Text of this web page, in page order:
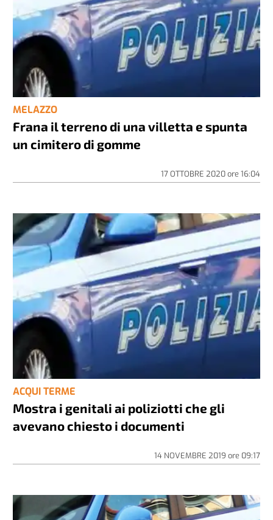
MELAZZO
Frana il terreno di una villetta e spunta
un cimitero di gomme
17 OTTOBRE 2020ore 16:04
ACQUI TERME
Mostra i genitali ai poliziotti che gli
avevano chiesto i documenti
14 NOVEMBRE 2019 ore 09:17